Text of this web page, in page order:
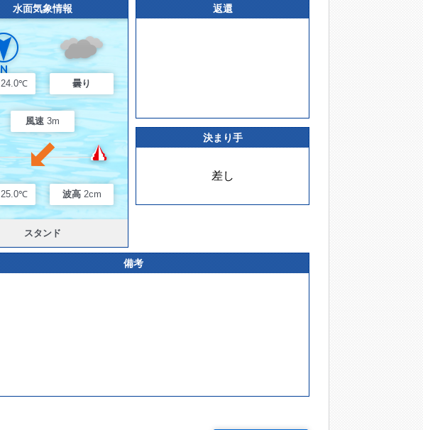
水面気象情報
24.0℃ 曇り
風速 3m
25.0℃ 波高 2cm
スタンド
返還
決まり手
差し
備考